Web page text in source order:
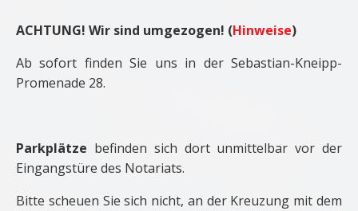
ACHTUNG! Wir sind umgezogen! (Hinweise)
Ab sofort finden Sie uns in der Sebastian-Kneipp-
Promenade 28.
Parkplätze befinden sich dort unmittelbar vor der
Eingangstüre des Notariats.
Bitte scheuen Sie sich nicht, an der Kreuzung mit dem